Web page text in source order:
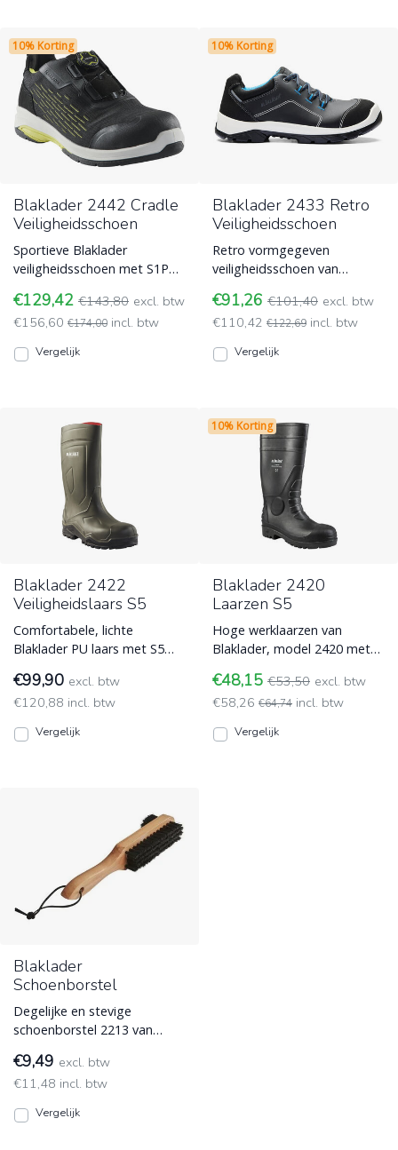
10% Korting
Blaklader 2442 Cradle
Veiligheidsschoen
Sportieve Blaklader
veiligheidsschoen met S1P
functie, een draaiwielsluiting
Blaklader
€129,42 €143,80 excl. btw
€156,60 €174,00 incl. btw
Vergelijk
10% Korting
Blaklader 2433 Retro
Veiligheidsschoen
Retro vormgegeven
veiligheidsschoen van
Duurzame S3 werkschoen
met ESD-werkin Blaklader
€91,26 €101,40 excl. btw
€110,42 €122,69 incl. btw
Vergelijk
Blaklader 2422
Veiligheidslaars S5
Comfortabele, lichte
Blaklader PU laars met S5
metaalvrije bescherming
voor voe Blaklader
€99,90 excl. btw
€120,88 incl. btw
Vergelijk
10% Korting
Blaklader 2420
Laarzen S5
Hoge werklaarzen van
Blaklader, model 2420 met
over een stalen neus en een
Blaklader
€48,15 €53,50 excl. btw
€58,26 €64,74 incl. btw
Vergelijk
Blaklader
Schoenborstel
Degelijke en stevige
schoenborstel 2213 van
schoonvegen van schoeisel.
Gaat lang Blaklader
€9,49 excl. btw
€11,48 incl. btw
Vergelijk